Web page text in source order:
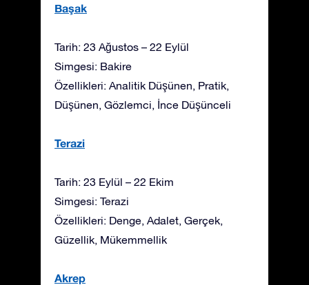
Başak
Tarih: 23 Ağustos – 22 Eylül
Simgesi: Bakire
Özellikleri: Analitik Düşünen, Pratik,
Düşünen, Gözlemci, İnce Düşünceli
Terazi
Tarih: 23 Eylül – 22 Ekim
Simgesi: Terazi
Özellikleri: Denge, Adalet, Gerçek,
Güzellik, Mükemmellik
Akrep